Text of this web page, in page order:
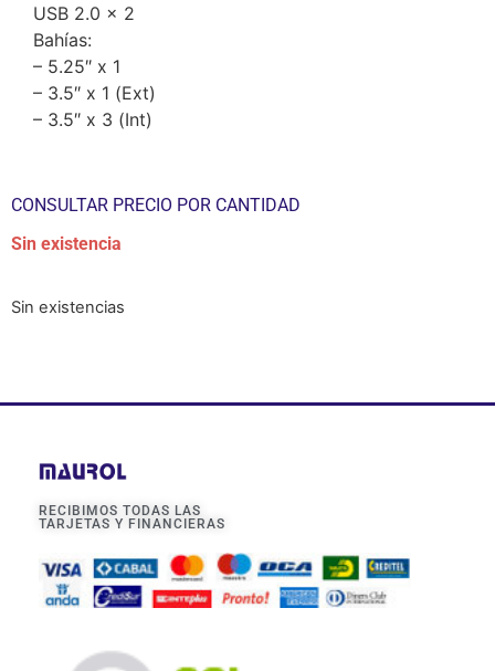
USB 2.0 x 2
Bahías:
– 5.25″ x 1
– 3.5″ x 1 (Ext)
– 3.5″ x 3 (Int)
CONSULTAR PRECIO POR CANTIDAD
Sin existencia
Sin existencias
RECIBIMOS TODAS LAS
TARJETAS Y FINANCIERAS